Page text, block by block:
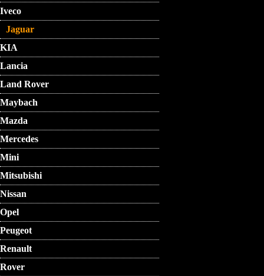
Iveco
Jaguar
KIA
Lancia
Land Rover
Maybach
Mazda
Mercedes
Mini
Mitsubishi
Nissan
Opel
Peugeot
Renault
Rover